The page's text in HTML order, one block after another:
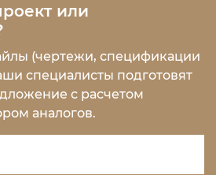
или
(чертежи, спецификации
специалисты подготовят
с расчетом
аналогов.